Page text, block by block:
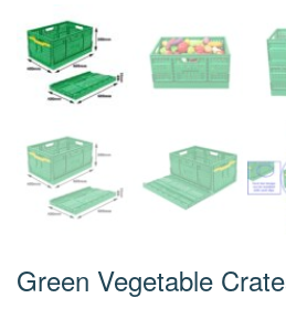
Green Vegetable